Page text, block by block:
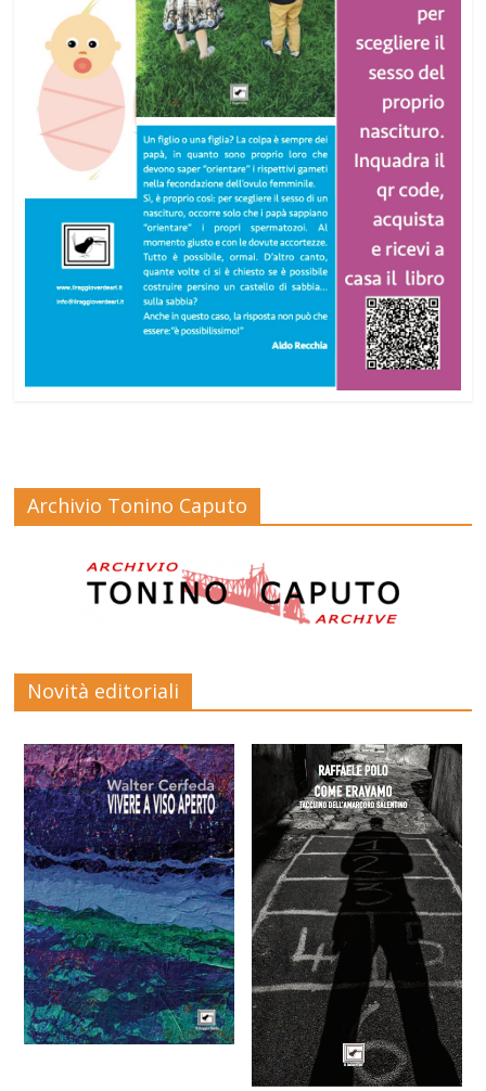
Archivio Tonino Caputo
Novità editoriali